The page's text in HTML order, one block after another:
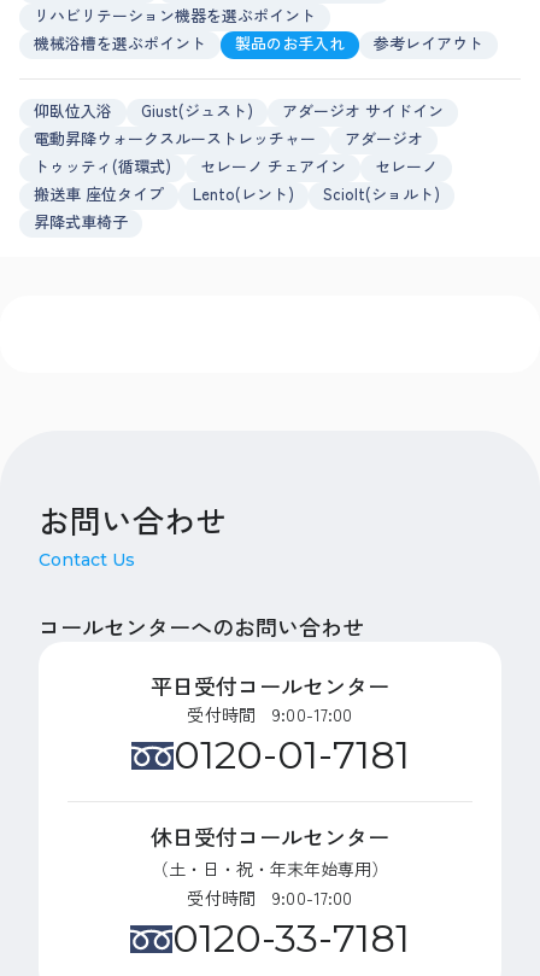
リハビリテーション機器を選ぶポイント
機械浴槽を選ぶポイント
製品のお手入れ 参考レイアウト
仰臥位入浴 Giust(ジュスト)
アダージオ サイドイン
電動昇降ウォークスルーストレッチャー
アダージオ
トゥッティ(循環式)
セレーノ チェアイン
セレーノ
搬送車 座位タイプ
Lento(レント)
Sciolt(ショルト)
昇降式車椅子
お問い合わせ
Contact Us
コールセンターへのお問い合わせ
平日受付コールセンター
受付時間 9:00-17:00
0120-01-7181
休日受付コールセンター
（土・日・祝・年末年始専用）
受付時間 9:00-17:00
0120-33-7181